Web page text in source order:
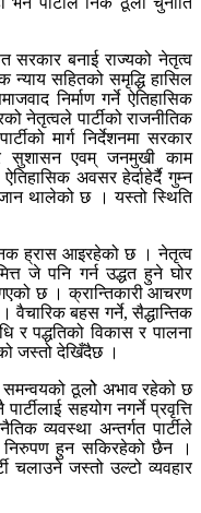
सरकार बनाई राज्यको नेतृत्व
न्याय सहितको समृद्धि हासिल
निर्माण गर्ने ऐतिहासिक
नेतृत्वले पार्टीको राजनीतिक
मार्ग निर्देशनमा सरकार
र सुशासन एवम् जनमुखी काम
अवसर हेर्दाहेर्दै गुम्न
थालेको छ । यस्तो स्थिति
ह्रास आइरहेको छ । नेतृत्व
जे पनि गर्न उद्धत हुने घोर
गएको छ । क्रान्तिकारी आचरण
बहस गर्ने, सैद्धान्तिक
र पद्धतिको विकास र पालना
जस्तो देखिँदैछ ।
समन्वयको ठूलोे अभाव रहेको छ
सहयोग नगर्ने प्रवृत्ति
व्यवस्था अन्तर्गत पार्टीले
निरुपण हुन सकिरहेको छैन ।
चलाउने जस्तो उल्टो व्यवहार